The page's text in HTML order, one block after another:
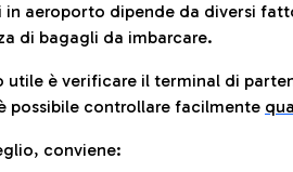
in aeroporto dipende da diversi
di bagagli da imbarcare.
utile è verificare il terminal di
possibile controllare facilmente
conviene: